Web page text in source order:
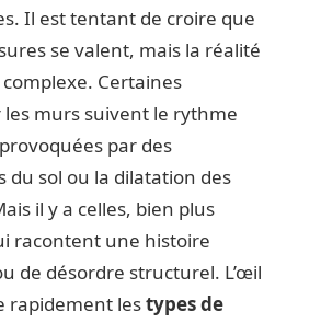
Il est tentant de croire que
se valent, mais la réalité
Certaines
murs suivent le rythme
par des
du sol ou la dilatation des
il y a celles, bien plus
racontent une histoire
de désordre structurel. L’œil
rapidement lestypes de